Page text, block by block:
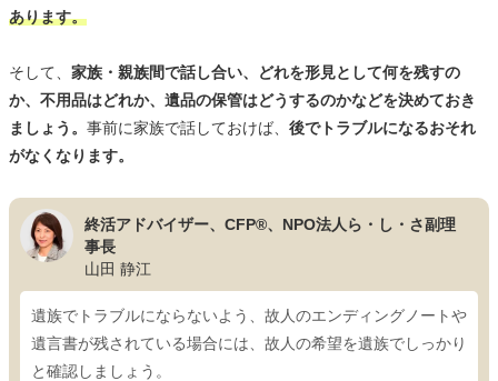
あります。
そして、 家族・親族間で話し合い、どれを形見として何を残すの
か、不用品はどれか、遺品の保管はどうするのかなどを決めておき
ましょう。 事前に家族で話しておけば、 後でトラブルになるおそれ
がなくなります。
終活アドバイザー、CFP®、NPO法人ら・し・さ副理
事長
山田 静江
遺族でトラブルにならないよう、故人のエンディングノートや
遺言書が残されている場合には、故人の希望を遺族でしっかり
と確認しましょう。